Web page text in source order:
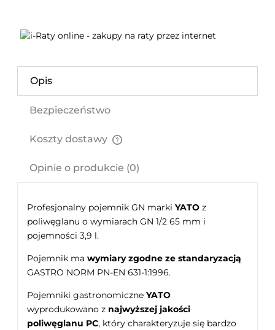
Opis
Bezpieczeństwo
Koszty dostawy
Opinie o produkcie (0)
Profesjonalny pojemnik GN marki YATO z
poliwęglanu o wymiarach GN 1/2 65 mm i
pojemności 3,9 l.
Pojemnik ma wymiary zgodne ze standaryzacją
GASTRO NORM PN-EN 631-1:1996.
Pojemniki gastronomiczne YATO
wyprodukowano z najwyższej jakości
poliwęglanu PC, który charakteryzuje się bardzo